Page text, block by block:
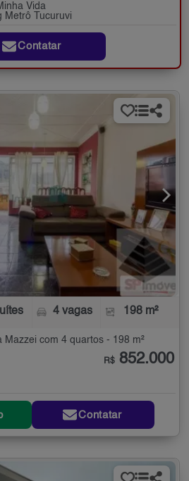
Vida
Metrô Tucuruvi
Contatar
4 vagas 198 m²
Mazzei com 4 quartos - 198 m²
R$ 852.000
Contatar